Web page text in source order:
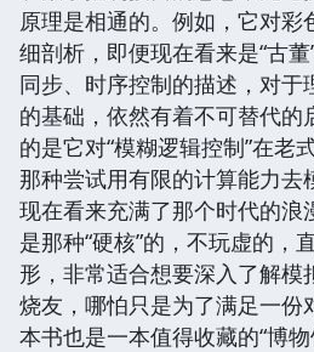
原理是相通的。例如，它对
细剖析，即便现在看来是“古
同步、时序控制的描述，对于
的基础，依然有着不可替代的
的是它对“模糊逻辑控制”在老
那种尝试用有限的计算能力去
现在看来充满了那个时代的浪
是那种“硬核”的，不玩虚的，
形，非常适合想要深入了解模
烧友，哪怕只是为了满足一份
本书也是一本值得收藏的“博物